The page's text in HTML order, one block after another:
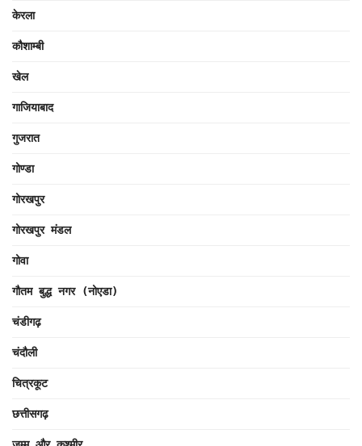
केरला
कौशाम्बी
खेल
गाजियाबाद
गुजरात
गोण्डा
गोरखपुर
गोरखपुर मंडल
गोवा
गौतम बुद्ध नगर (नोएडा)
चंडीगढ़
चंदौली
चित्रकूट
छत्तीसगढ़